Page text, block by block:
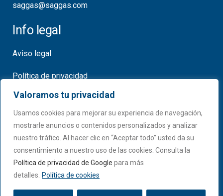
Valoramos tu privacidad
Usamos cookies para mejorar su experiencia de navegación,
mostrarle anuncios o contenidos personalizados y analizar
nuestro tráfico. Al hacer clic en “Aceptar todo” usted da su
consentimiento a nuestro uso de las cookies. Consulta la
Política de privacidad de Google para más
detalles.
Política de cookies
saggas@saggas.com
Info legal
Aviso legal
Política de privacidad
Política de cookies
Certificados